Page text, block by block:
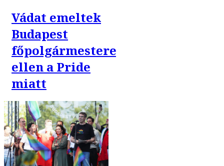
Vádat emeltek
Budapest
főpolgármestere
ellen a Pride
miatt